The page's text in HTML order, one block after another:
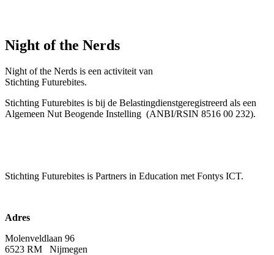
Night of the Nerds
Night of the Nerds is een activiteit van
Stichting Futurebites.
Stichting Futurebites is bij de Belastingdienstgeregistreerd als een
Algemeen Nut Beogende Instelling (ANBI/RSIN 8516 00 232).
Stichting Futurebites is Partners in Education met Fontys ICT.
Adres
Molenveldlaan 96
6523 RM Nijmegen